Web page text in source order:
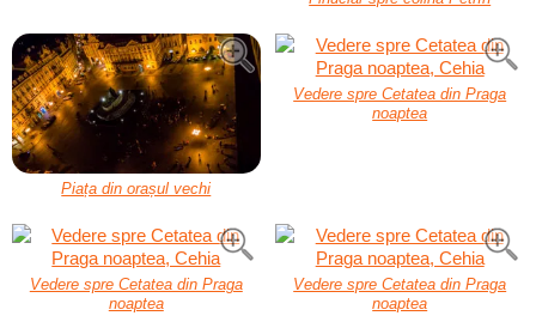
Piața din orașul vechi
Vedere spre Cetatea din Praga
noaptea
Vedere spre Cetatea din Praga
noaptea
Vedere spre Cetatea din Praga
noaptea